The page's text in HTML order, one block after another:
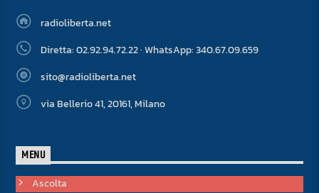
radioliberta.net
Diretta: 02.92.94.72.22 · WhatsApp: 340.67.09.659
sito@radioliberta.net
via Bellerio 41, 20161, Milano
MENU
Ascolta